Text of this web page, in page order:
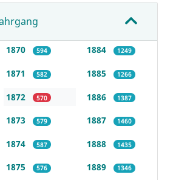
1870 594
1871 582
1872 570
1873 579
1874 587
1875 576
1884 1249
1885 1266
1886 1387
1887 1460
1888 1435
1889 1346